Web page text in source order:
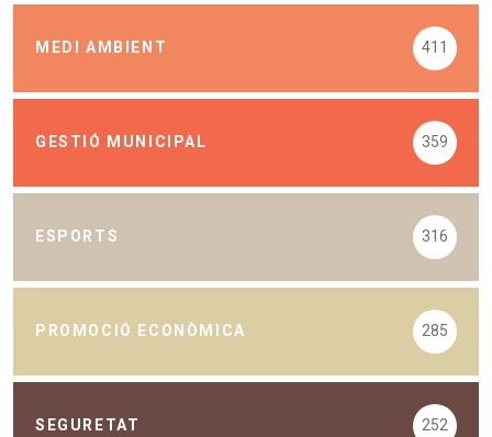
MEDI AMBIENT 411
GESTIÓ MUNICIPAL 359
ESPORTS 316
PROMOCIÓ ECONÒMICA 285
SEGURETAT 252